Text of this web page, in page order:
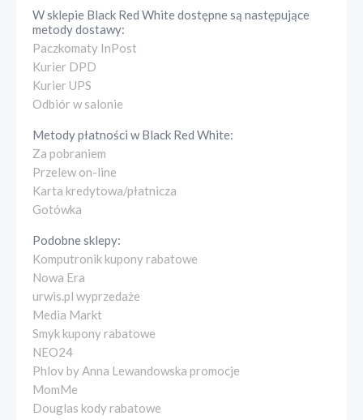
W sklepie Black Red Whitedostępne są następujące
metody dostawy:
Paczkomaty InPost
Kurier DPD
Kurier UPS
Odbiór w salonie
Metody płatności wBlack Red White:
Za pobraniem
Przelew on-line
Karta kredytowa/płatnicza
Gotówka
Podobne sklepy:
Komputronik kupony rabatowe
Nowa Era
urwis.pl wyprzedaże
Media Markt
Smyk kupony rabatowe
NEO24
Phlov by Anna Lewandowska promocje
MomMe
Douglas kody rabatowe